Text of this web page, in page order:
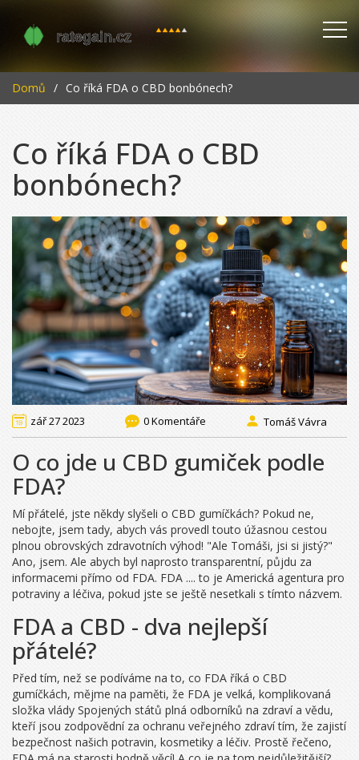
Domů Co říká FDA o CBD bonbónech?
Co říká FDA o CBD
bonbónech?
zář 27 2023 0 Komentáře Tomáš Vávra
O co jde u CBD gumiček podle
FDA?
Mí přátelé, jste někdy slyšeli o CBD gumíčkách? Pokud ne,
nebojte, jsem tady, abych vás provedl touto úžasnou cestou
plnou obrovských zdravotních výhod! "Ale Tomáši, jsi si jistý?"
Ano, jsem. Ale abych byl naprosto transparentní, půjdu za
informacemi přímo od FDA. FDA .... to je Americká agentura pro
potraviny a léčiva, pokud jste se ještě nesetkali s tímto názvem.
FDA a CBD - dva nejlepší
přátelé?
Před tím, než se podíváme na to, co FDA říká o CBD
gumíčkách, mějme na paměti, že FDA je velká, komplikovaná
složka vlády Spojených států plná odborníků na zdraví a vědu,
kteří jsou zodpovědní za ochranu veřejného zdraví tím, že zajistí
bezpečnost našich potravin, kosmetiky a léčiv. Prostě řečeno,